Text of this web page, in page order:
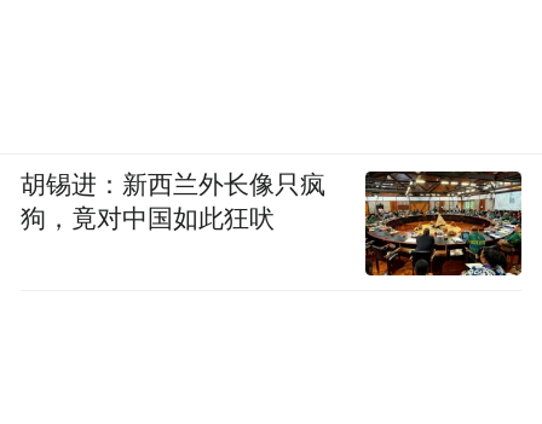
胡锡进：新西兰外长像只疯
狗，竟对中国如此狂吠